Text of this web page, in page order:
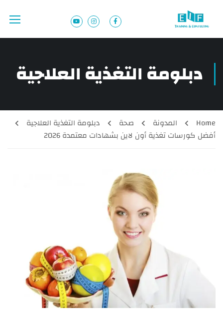
دبلومة التغذية العلاجية
Home المدونة صحة
دبلومة التغذية العلاجية
أفضل كورسات تغذية أون لاين بشهادات معتمدة 2026